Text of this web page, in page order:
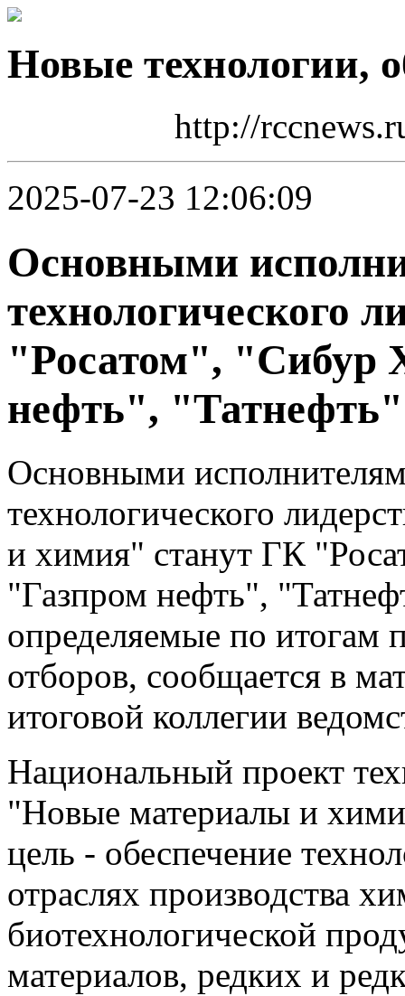
Новые технологии,
http://
2025-07-23 12:06:09
Основными
технологического
"Росатом", "Сибур
нефть", "Татнефть"
Основными
технологического
и химия" станут ГК
"Газпром нефть",
определяемые по итогам
отборов, сообщается в
итоговой коллегии
Национальный проект
"Новые материалы и
цель - обеспечение
отраслях производства
биотехнологической
материалов, редких и